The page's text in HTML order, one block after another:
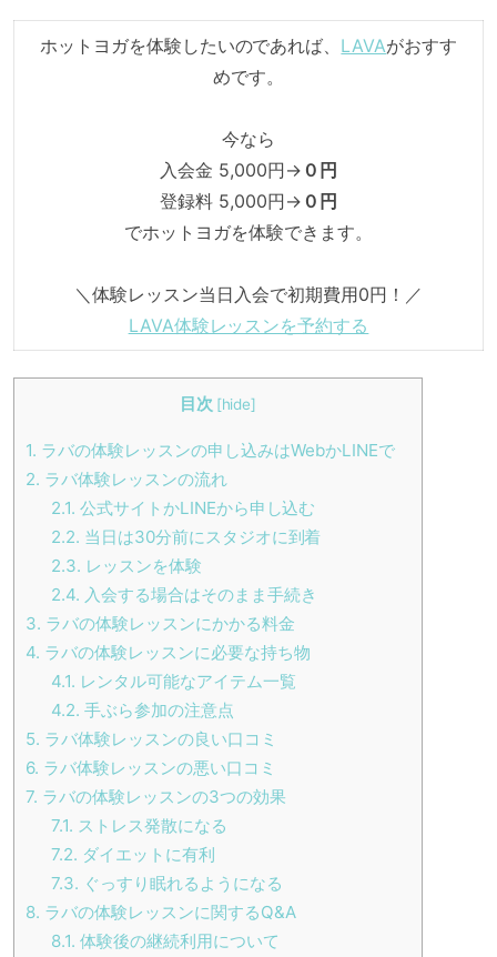
ホットヨガを体験したいのであれば、 LAVAがおすす
めです。
今なら
入会金 5,000円→ ０円
登録料 5,000円→ ０円
でホットヨガを体験できます。
＼体験レッスン当日入会で初期費用0円！／
LAVA体験レッスンを予約する
目次 [hide]
1. ラバの体験レッスンの申し込みはWebかLINEで
2. ラバ体験レッスンの流れ
2.1. 公式サイトかLINEから申し込む
2.2. 当日は30分前にスタジオに到着
2.3. レッスンを体験
2.4. 入会する場合はそのまま手続き
3. ラバの体験レッスンにかかる料金
4. ラバの体験レッスンに必要な持ち物
4.1. レンタル可能なアイテム一覧
4.2. 手ぶら参加の注意点
5. ラバ体験レッスンの良い口コミ
6. ラバ体験レッスンの悪い口コミ
7. ラバの体験レッスンの3つの効果
7.1. ストレス発散になる
7.2. ダイエットに有利
7.3. ぐっすり眠れるようになる
8. ラバの体験レッスンに関するQ&A
8.1. 体験後の継続利用について